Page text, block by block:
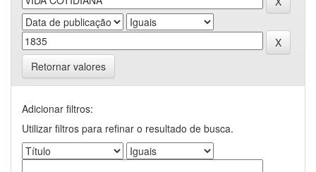
Retornar valores
Adicionar filtros:
Utilizar filtros para refinar o resultado de busca.